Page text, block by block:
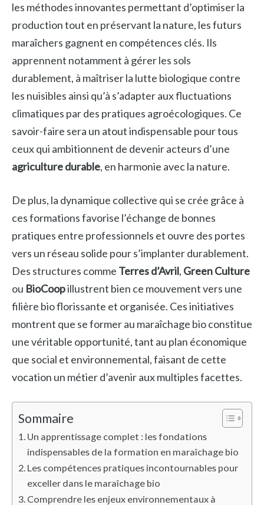
les méthodes innovantes permettant d’optimiser la
production tout en préservant la nature, les futurs
maraîchers gagnent en compétences clés. Ils
apprennent notamment à gérer les sols
durablement, à maîtriser la lutte biologique contre
les nuisibles ainsi qu’à s’adapter aux fluctuations
climatiques par des pratiques agroécologiques. Ce
savoir-faire sera un atout indispensable pour tous
ceux qui ambitionnent de devenir acteurs d’une
agriculture durable, en harmonie avec la nature.
De plus, la dynamique collective qui se crée grâce à
ces formations favorise l’échange de bonnes
pratiques entre professionnels et ouvre des portes
vers un réseau solide pour s’implanter durablement.
Des structures comme Terres d’Avril, Green Culture
ou BioCoopillustrent bien ce mouvement vers une
filière bio florissante et organisée. Ces initiatives
montrent que se former au maraîchage bio constitue
une véritable opportunité, tant au plan économique
que social et environnemental, faisant de cette
vocation un métier d’avenir aux multiples facettes.
Sommaire
Un apprentissage complet : les fondations
indispensables de la formation en maraîchage bio
Les compétences pratiques incontournables pour
exceller dans le maraîchage bio
Comprendre les enjeux environnementaux à